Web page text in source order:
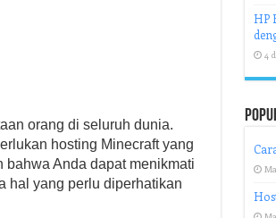
orang di seluruh dunia.
hosting Minecraft yang
bahwa Anda dapat menikmati
hal yang perlu diperhatikan
HP
4